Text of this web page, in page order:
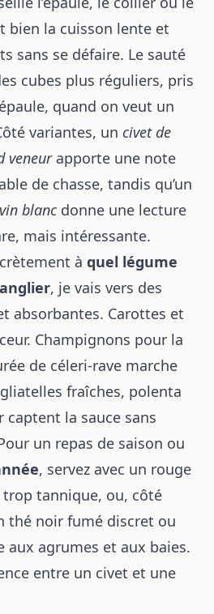
bien la cuisson lente et
sans se défaire. Le sauté
cubes plus réguliers, pris
quand on veut un
variantes, un civet de
veneurapporte une note
de chasse, tandis qu’un
blancdonne une lecture
mais intéressante.
à quel légume
, je vais vers des
absorbantes. Carottes et
Champignons pour la
de céleri-rave marche
fraîches, polenta
captent la sauce sans
un repas de saison ou
, servez avec un rouge
tannique, ou, côté
thé noir fumé discret ou
aux agrumes et aux baies.
entre un civet et une